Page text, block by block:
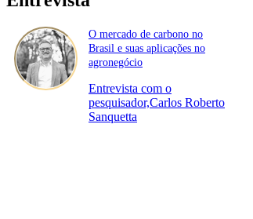
O mercado de carbono no
Brasil e suas aplicações no
agronegócio
Entrevista com o
pesquisador,Carlos Roberto
Sanquetta